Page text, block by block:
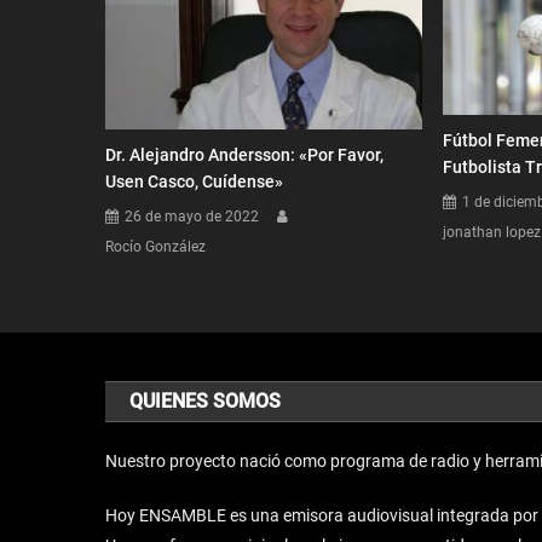
Dr. Alejandro Andersson: «Por Favor,
Usen Casco, Cuídense»
26 de mayo de 2022
Rocío González
Fútbol
Futbolista
1 de
jonathan lopez
QUIENES SOMOS
Nuestro proyecto nació como programa de radio y
Hoy ENSAMBLE es una emisora audiovisual integrada